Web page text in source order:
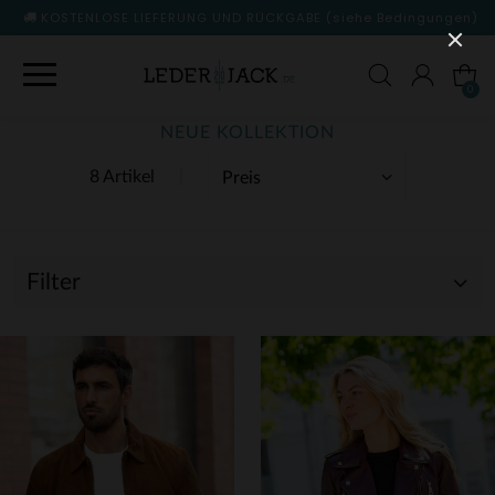
KOSTENLOSE LIEFERUNG UND RÜCKGABE (siehe Bedingungen)
8 Artikel
NEUE KOLLEKTION
Filter